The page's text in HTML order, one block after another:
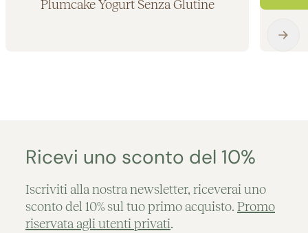
Plumcake Yogurt Senza Glutine
Ricevi uno sconto del 10%
Iscriviti alla nostra newsletter, riceverai uno
sconto del 10% sul tuo primo acquisto. Promo
riservata agli utenti privati.